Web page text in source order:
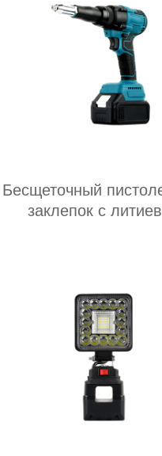
Бесщеточный
заклепок с